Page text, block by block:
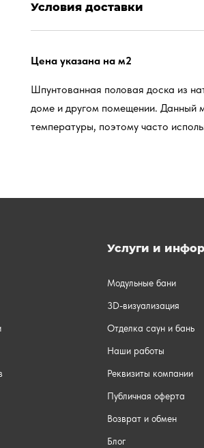
Условия доставки
Цена указана на м2
Шпунтованная половая доска из
доме и другом помещении. Данный
температуры, поэтому часто
Услуги и
Модульные бани
3D-визуализация
Отделка саун и бань
Наши работы
Реквизиты компании
Публичная оферта
Возврат и обмен
Блог